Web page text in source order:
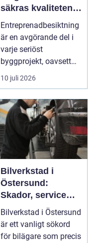
säkras kvaliteten i
byggprojekt
Entreprenadbesiktning
är en avgörande del i
varje seriöst
byggprojekt, oavsett
om det handlar om en
10 juli 2026
Bilverkstad i
Östersund:
Skador, service
och smarta val för
din bil
Bilverkstad i Östersund
är ett vanligt sökord
för bilägare som precis